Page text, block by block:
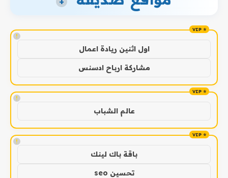
!
اول اثنين ريادة اعمال
مشاركة ارباح ادسنس
!
عالم الشباب
!
باقة باك لينك
تحسين seo